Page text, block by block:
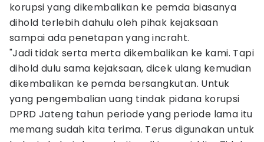
korupsi yang dikembalikan ke pemda biasanya
dihold terlebih dahulu oleh pihak kejaksaan
sampai ada penetapan yang incraht.
"Jadi tidak serta merta dikembalikan ke kami. Tapi
dihold dulu sama kejaksaan, dicek ulang kemudian
dikembalikan ke pemda bersangkutan. Untuk
yang pengembalian uang tindak pidana korupsi
DPRD Jateng tahun periode yang periode lama itu
memang sudah kita terima. Terus digunakan untuk